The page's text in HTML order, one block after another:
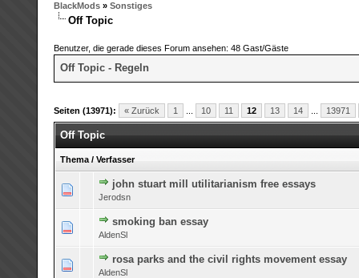
BlackMods» Sonstiges
Off Topic
Benutzer, die gerade dieses Forum ansehen: 48 Gast/Gäste
Off Topic - Regeln
Seiten (13971): « Zurück 1 10 11 12 13 14 13971
Off Topic
Thema / Verfasser
john stuart mill utilitarianism free essays
Jerodsn
0 Bewertung(en) - 0 von 5 durchschnittlich
12345
smoking ban essay
AldenSl
0 Bewertung(en) - 0 von 5 durchschnittlich
1234 5
rosa parks and the civil rights movement essay
AldenSl
0 Bewertung(en) - 0 von 5 durchschnittlich
123 45